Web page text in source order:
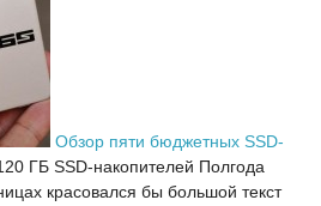
Обзор пяти бюджетных SSD-
ГБ SSD-накопителей Полгода
красовался бы большой текст